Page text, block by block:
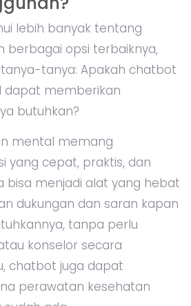
lebih banyak tentang
berbagai opsi terbaiknya,
tanya: Apakah chatbot
dapat memberikan
butuhkan?
mental memang
yang cepat, praktis, dan
bisa menjadi alat yang hebat
dukungan dan saran kapan
tanpa perlu
konselor secara
chatbot juga dapat
perawatan kesehatan